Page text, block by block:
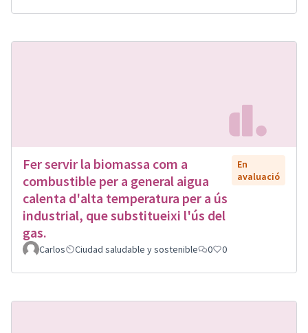
Fer servir la biomassa com a
combustible per a general aigua
calenta d'alta temperatura per a ús
industrial, que substitueixi l'ús del
gas.
En
avaluació
Carlos Ciudad saludable y sostenible 0 0